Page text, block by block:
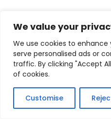
We value your
We use cookies to enhance
serve personalised ads or
traffic. By clicking "Accept
of cookies.
Customise